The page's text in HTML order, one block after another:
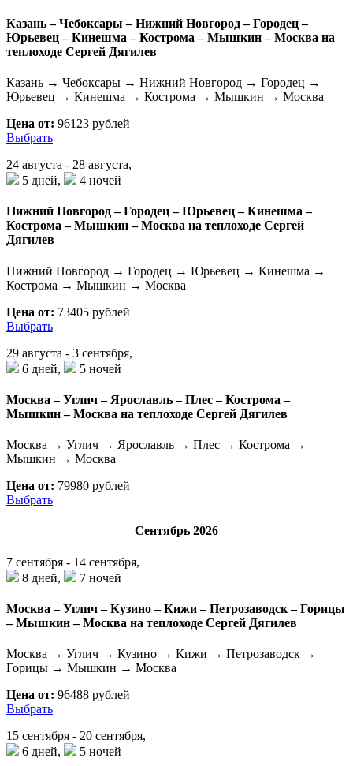
Казань – Чебоксары – Нижний Новгород – Городец –
Юрьевец – Кинешма – Кострома – Мышкин – Москва на
теплоходе Сергей Дягилев
Казань → Чебоксары → Нижний Новгород → Городец →
Юрьевец → Кинешма → Кострома → Мышкин → Москва
Цена от: 96123 рублей
Выбрать
24 августа - 28 августа,
5 дней,
4 ночей
Нижний Новгород – Городец – Юрьевец – Кинешма –
Кострома – Мышкин – Москва на теплоходе Сергей
Дягилев
Нижний Новгород → Городец → Юрьевец → Кинешма →
Кострома → Мышкин → Москва
Цена от: 73405 рублей
Выбрать
29 августа - 3 сентября,
6 дней,
5 ночей
Москва – Углич – Ярославль – Плес – Кострома –
Мышкин – Москва на теплоходе Сергей Дягилев
Москва → Углич → Ярославль → Плес → Кострома →
Мышкин → Москва
Цена от: 79980 рублей
Выбрать
Сентябрь 2026
7 сентября - 14 сентября,
8 дней,
7 ночей
Москва – Углич – Кузино – Кижи – Петрозаводск – Горицы
– Мышкин – Москва на теплоходе Сергей Дягилев
Москва → Углич → Кузино → Кижи → Петрозаводск →
Горицы → Мышкин → Москва
Цена от: 96488 рублей
Выбрать
15 сентября - 20 сентября,
6 дней,
5 ночей